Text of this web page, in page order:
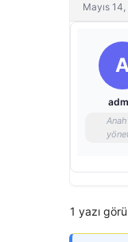
Mayıs
1 yazı